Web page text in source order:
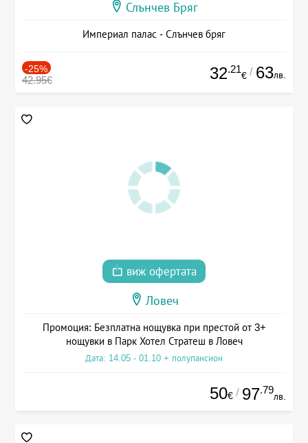
Слънчев Бряг
Империал палас - Слънчев бряг
-25%
42.95€ 32.21
€ / 63лв.
виж офертата
Ловеч
Промоция: Безплатна нощувка при престой от 3+
нощувки в Парк Хотел Стратеш в Ловеч
Дата: 14.05 - 01.10 + полупансион
50€ / 97.79
лв.